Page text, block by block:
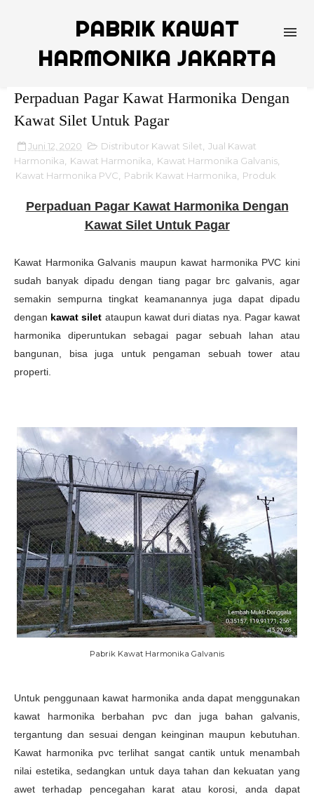
PABRIK KAWAT
HARMONIKA JAKARTA
Perpaduan Pagar Kawat Harmonika Dengan
Kawat Silet Untuk Pagar
Juni 12, 2020 Distributor Kawat Silet Jual Kawat
Harmonika
Kawat Harmonika Kawat Harmonika Galvanis
Kawat Harmonika PVC
Pabrik Kawat Harmonika Produk
Perpaduan Pagar Kawat Harmonika Dengan
Kawat Silet Untuk Pagar
Kawat Harmonika Galvanis maupun kawat harmonika PVC kini
sudah banyak dipadu dengan tiang pagar brc galvanis, agar
semakin sempurna tingkat keamanannya juga dapat dipadu
dengan kawat silet ataupun kawat duri diatas nya. Pagar kawat
harmonika diperuntukan sebagai pagar sebuah lahan atau
bangunan, bisa juga untuk pengaman sebuah tower atau
properti.
Pabrik Kawat Harmonika Galvanis
Untuk penggunaan kawat harmonika anda dapat menggunakan
kawat harmonika berbahan pvc dan juga bahan galvanis,
tergantung dan sesuai dengan keinginan maupun kebutuhan.
Kawat harmonika pvc terlihat sangat cantik untuk menambah
nilai estetika, sedangkan untuk daya tahan dan kekuatan yang
awet terhadap pencegahan karat atau korosi, anda dapat